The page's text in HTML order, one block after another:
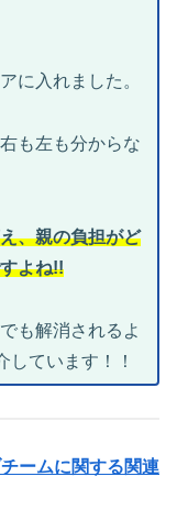
に入れました。
も左も分からな
、親の負担がど
よね!!
も解消されるよ
しています！！
ームに関する関連